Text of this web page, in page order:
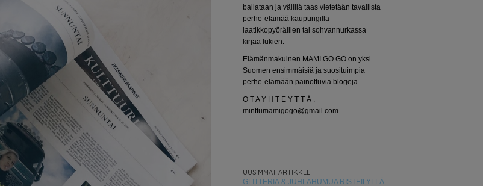
bailataan ja välillä taas vietetään tavallista
perhe-elämää kaupungilla
laatikkopyöräillen tai sohvannurkassa
kirjaa lukien.
Elämänmakuinen MAMI GO GO on yksi
Suomen ensimmäisiä ja suosituimpia
perhe-elämään painottuvia blogeja.
O T A Y H T E Y T T Ä :
minttumamigogo@gmail.com
UUSIMMAT ARTIKKELIT
GLITTERIÄ & JUHLAHUMUA RISTEILYLLÄ